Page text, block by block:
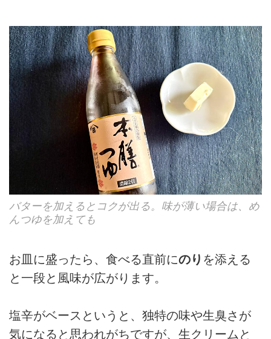
バターを加えるとコクが出る。味が薄い場合は、め
んつゆを加えても
お皿に盛ったら、食べる直前にのり を添える
と一段と風味が広がります。
塩辛がベースというと、独特の味や生臭さが
気になると思われがちですが、生クリームと